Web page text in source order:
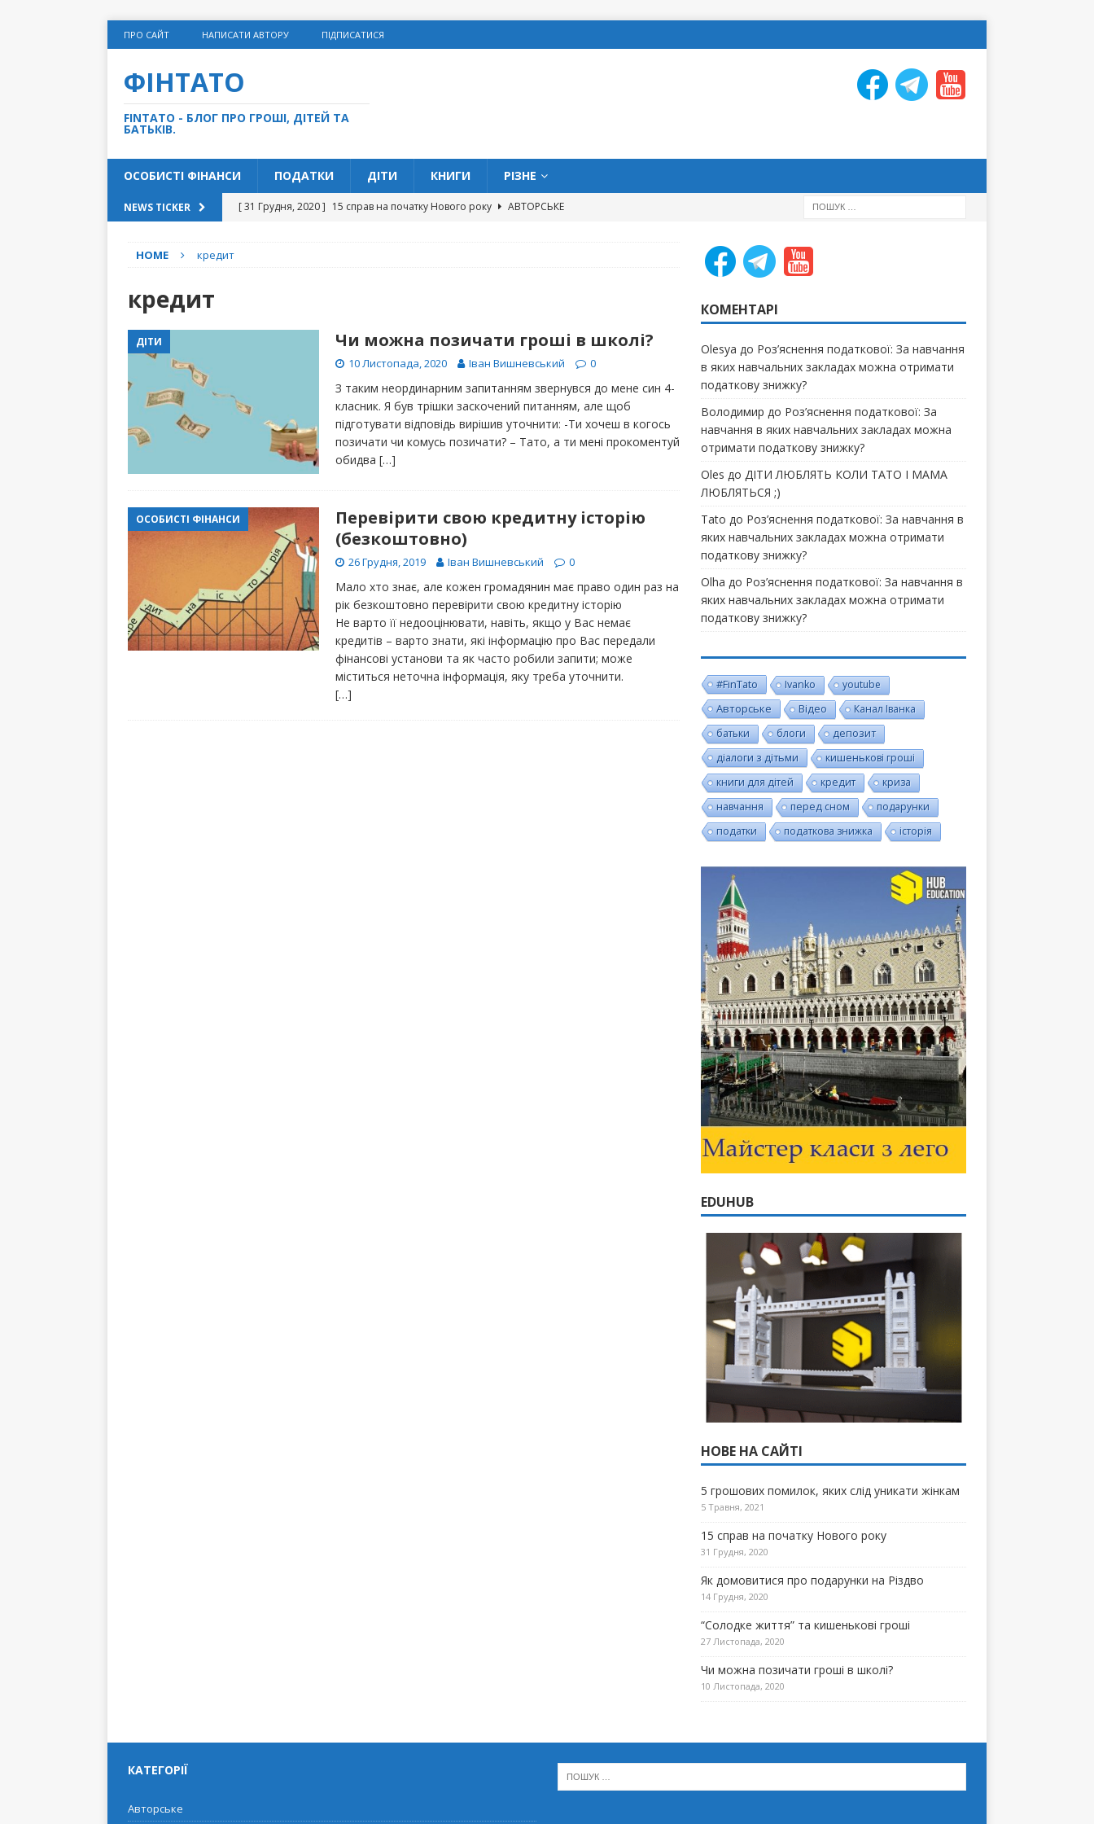
ПРО САЙТ НАПИСАТИ АВТОРУ ПІДПИСАТИСЯ
ФІНТАТО
FINTATO - БЛОГ ПРО ГРОШІ, ДІТЕЙ ТА
БАТЬКІВ.
ОСОБИСТІ ФІНАНСИ ПОДАТКИ ДІТИ КНИГИ РІЗНЕ
NEWS TICKER [ 31 Грудня, 2020 ] 15 справ на початку Нового року
АВТОРСЬКЕ
HOME кредит
кредит
ДІТИ Чи можна позичати гроші в школі?
10 Листопада, 2020 Іван Вишневський 0
З таким неординарним запитанням звернувся до мене син 4-
класник. Я був трішки заскочений питанням, але щоб
підготувати відповідь вирішив уточнити: -Ти хочеш в когось
позичати чи комусь позичати? – Тато, а ти мені прокоментуй
обидва […]
ОСОБИСТІ ФІНАНСИ
Перевірити свою кредитну історію
(безкоштовно)
26 Грудня, 2019 Іван Вишневський 0
Мало хто знає, але кожен громадянин має право один раз на
рік безкоштовно перевірити свою кредитну історію
Не варто її недооцінювати, навіть, якщо у Вас немає
кредитів – варто знати, які інформацію про Вас передали
фінансові установи та як часто робили запити; може
міститься неточна інформація, яку треба уточнити.
[…]
КОМЕНТАРІ
Olesya до Роз’яснення податкової: За навчання
в яких навчальних закладах можна отримати
податкову знижку?
Володимир до Роз’яснення податкової: За
навчання в яких навчальних закладах можна
отримати податкову знижку?
Oles до ДІТИ ЛЮБЛЯТЬ КОЛИ ТАТО І МАМА
ЛЮБЛЯТЬСЯ ;)
Tato до Роз’яснення податкової: За навчання в
яких навчальних закладах можна отримати
податкову знижку?
Olha до Роз’яснення податкової: За навчання в
яких навчальних закладах можна отримати
податкову знижку?
#FinTato Ivanko youtube
Авторське Відео
Канал Іванка
батьки
блоги депозит
діалоги з дітьми
кишенькові гроші
книги для дітей
кредит
криза
навчання
перед сном
подарунки
податки
податкова знижка історія
EDUHUB
НОВЕ НА САЙТІ
5 грошових помилок, яких слід уникати жінкам
5 Травня, 2021
15 справ на початку Нового року
31 Грудня, 2020
Як домовитися про подарунки на Різдво
14 Грудня, 2020
“Солодке життя” та кишенькові гроші
27 Листопада, 2020
Чи можна позичати гроші в школі?
10 Листопада, 2020
КАТЕГОРІЇ
Авторське